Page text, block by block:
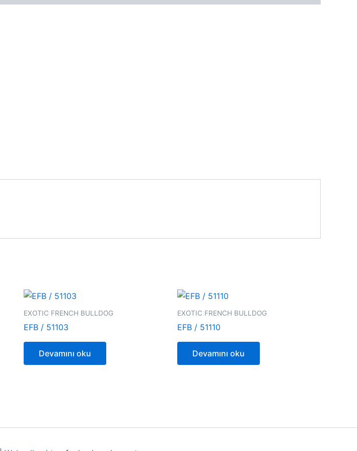
EXOTIC FRENCH BULLDOG
EFB / 51103
Devamını oku
EXOTIC FRENCH BULLDOG
EFB / 51110
Devamını oku